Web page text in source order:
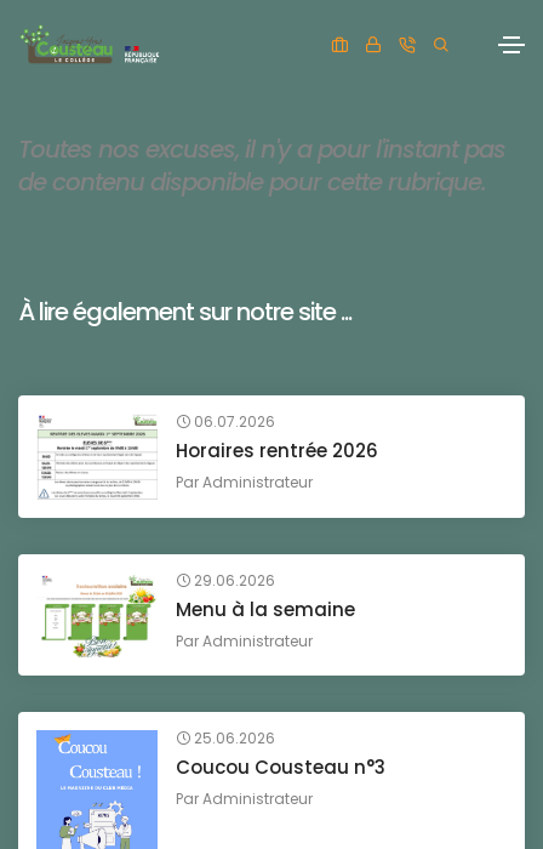
Toutes nos excuses, il n'y a pour l'instant pas
de contenu disponible pour cette rubrique.
À lire également sur notre site ...
06.07.2026
Horaires rentrée 2026
ParAdministrateur
29.06.2026
Menu à la semaine
ParAdministrateur
25.06.2026
Coucou Cousteau n°3
ParAdministrateur